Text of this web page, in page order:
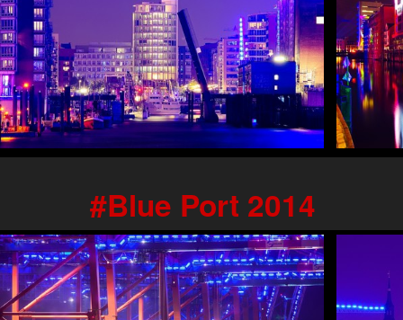
Blue Port 2014